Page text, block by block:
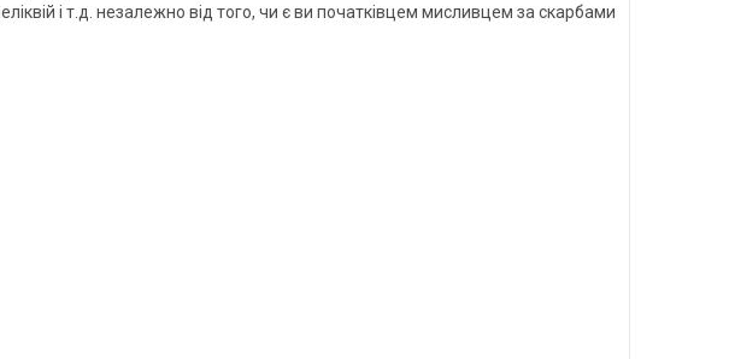
і т.д. незалежно від того, чи є ви початківцем мисливцем за скарбами